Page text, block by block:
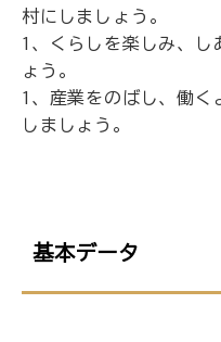
村にしましょう。
1、くらしを楽しみ、し
ょう。
1、産業をのばし、働く
しましょう。
基本データ